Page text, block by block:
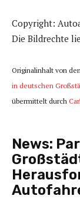
Copyright:
Die Bildrechte
Originalinhalt von
in deutschen
übermittelt durch
News: